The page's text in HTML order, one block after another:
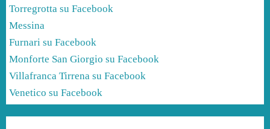
Torregrotta su Facebook
Messina
Furnari su Facebook
Monforte San Giorgio su Facebook
Villafranca Tirrena su Facebook
Venetico su Facebook